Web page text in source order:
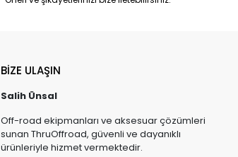
BİZE ULAŞIN
Salih Ünsal
Off-road ekipmanları ve aksesuar çözümleri
sunan ThruOffroad, güvenli ve dayanıklı
ürünleriyle hizmet vermektedir.